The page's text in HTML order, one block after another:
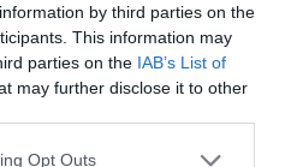
by third parties on the
This information may
parties on the IAB’s List of
may further disclose it to other
Opt Outs